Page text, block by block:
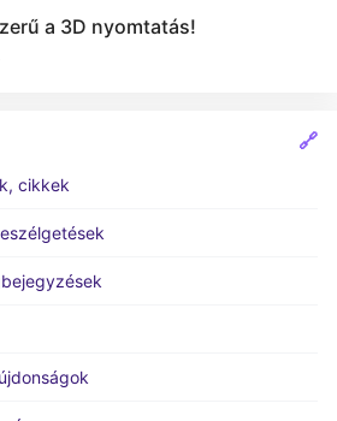
a 3D nyomtatás!
🔗
cikkek